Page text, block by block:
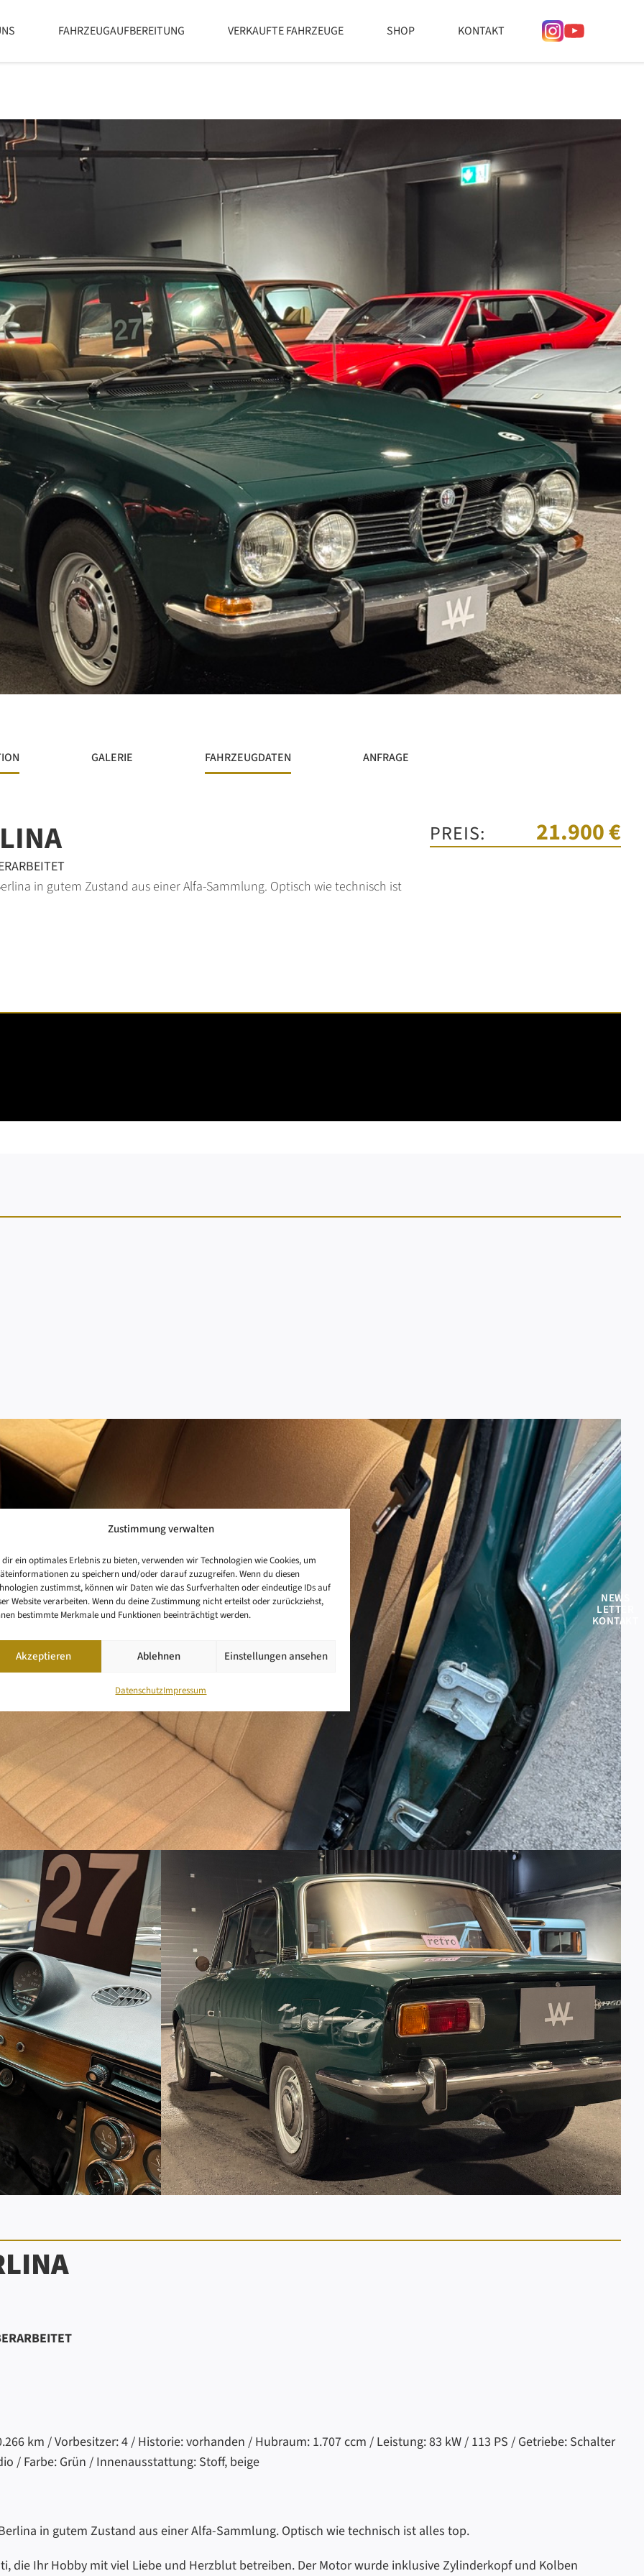
Zustimmung verwalten
ein optimales Erlebnis zu bieten, verwenden wir Technologien wie Cookies, um
zu speichern und/oder darauf zuzugreifen. Wenn du diesen
zustimmst, können wir Daten wie das Surfverhalten oder eindeutige IDs auf
Website verarbeiten. Wenn du deine Zustimmung nicht erteilst oder zurückziehst,
bestimmte Merkmale und Funktionen beeinträchtigt werden.
Akzeptieren Ablehnen Einstellungen ansehen
DatenschutzImpressum
FAHRZEUGAUFBEREITUNG VERKAUFTE FAHRZEUGE SHOP KONTAKT
GALERIE FAHRZEUGDATEN ANFRAGE
in gutem Zustand aus einer Alfa-Sammlung. Optisch wie technisch ist
PREIS: 21.900 €
km / Vorbesitzer: 4 / Historie: vorhanden / Hubraum: 1.707 ccm / Leistung: 83 kW / 113 PS / Getriebe: Schalter
/ Farbe: Grün / Innenausstattung: Stoff, beige
in gutem Zustand aus einer Alfa-Sammlung. Optisch wie technisch ist alles top.
die Ihr Hobby mit viel Liebe und Herzblut betreiben. Der Motor wurde inklusive Zylinderkopf und Kolben
NEWS
LETTER
KONTAKT